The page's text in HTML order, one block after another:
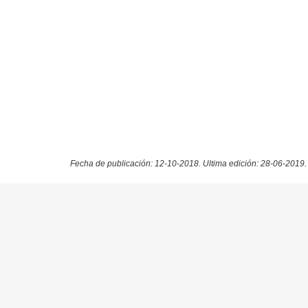
Fecha de publicación: 12-10-2018. Ultima edición: 28-06-2019.